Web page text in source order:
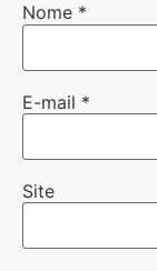
Nome *
E-mail *
Site